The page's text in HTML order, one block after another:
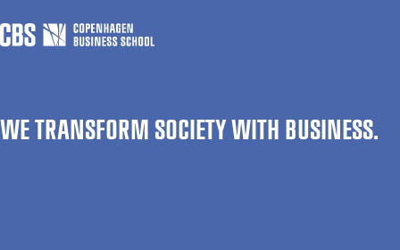
WE TRANSFORM SOCIETY WITH BUSINESS.